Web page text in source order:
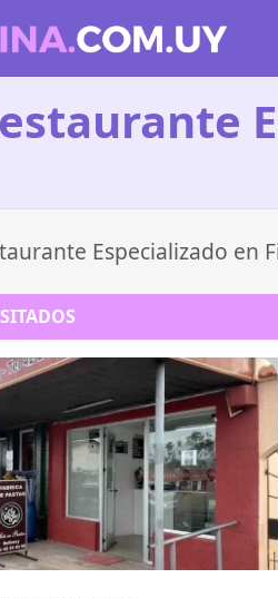
Especializado en